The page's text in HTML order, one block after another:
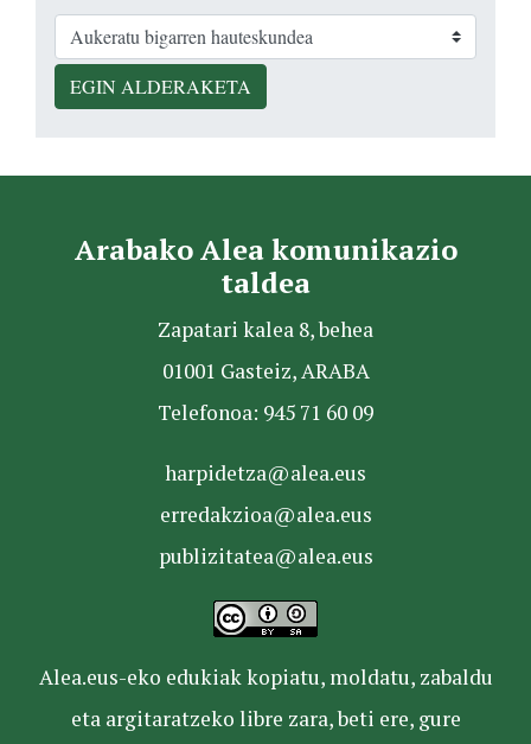
EGIN ALDERAKETA
Arabako Alea komunikazio
taldea
Zapatari kalea 8, behea
01001 Gasteiz, ARABA
Telefonoa: 945 71 60 09
harpidetza@alea.eus
erredakzioa@alea.eus
publizitatea@alea.eus
Alea.eus-eko edukiak kopiatu, moldatu, zabaldu
eta argitaratzeko libre zara, beti ere, gure